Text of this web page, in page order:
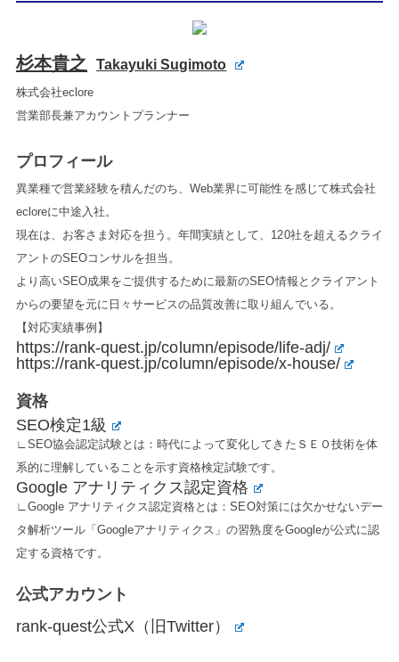
杉本貴之 Takayuki Sugimoto
株式会社eclore
営業部長兼アカウントプランナー
プロフィール
異業種で営業経験を積んだのち、Web業界に可能性を感じて株式会社
ecloreに中途入社。
現在は、お客さま対応を担う。年間実績として、120社を超えるクライ
アントのSEOコンサルを担当。
より高いSEO成果をご提供するために最新のSEO情報とクライアント
からの要望を元に日々サービスの品質改善に取り組んでいる。
【対応実績事例】
https://rank-quest.jp/column/episode/life-adj/
https://rank-quest.jp/column/episode/x-house/
資格
SEO検定1級
∟SEO協会認定試験とは：時代によって変化してきたＳＥＯ技術を体
系的に理解していることを示す資格検定試験です。
Google アナリティクス認定資格
∟Google アナリティクス認定資格とは：SEO対策には欠かせないデー
タ解析ツール「Googleアナリティクス」の習熟度をGoogleが公式に認
定する資格です。
公式アカウント
rank-quest公式X（旧Twitter）